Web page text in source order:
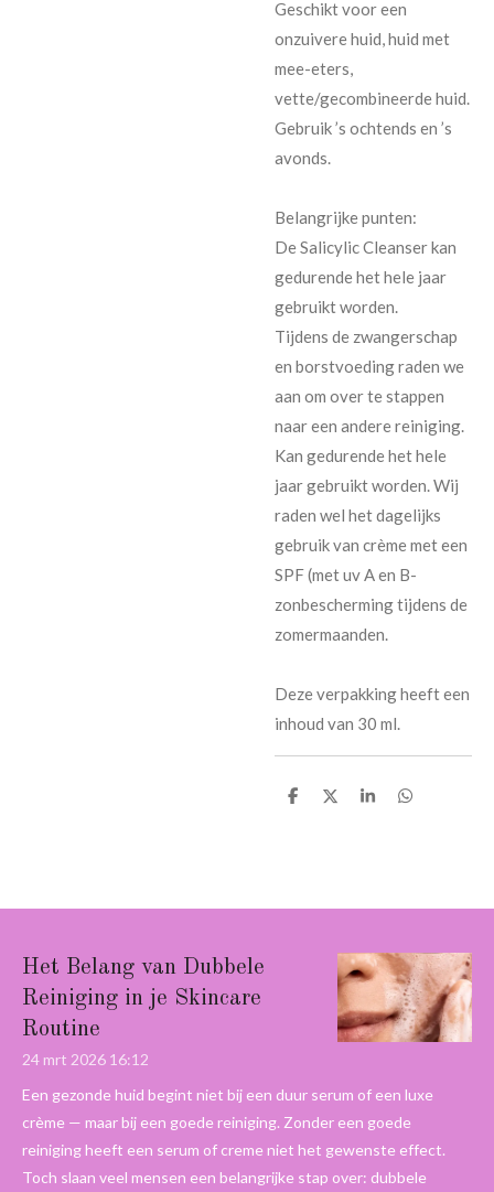
Geschikt voor een
onzuivere huid, huid met
mee-eters,
vette/gecombineerde huid.
Gebruik ’s ochtends en ’s
avonds.
Belangrijke punten:
De Salicylic Cleanser kan
gedurende het hele jaar
gebruikt worden.
Tijdens de zwangerschap
en borstvoeding raden we
aan om over te stappen
naar een andere reiniging.
Kan gedurende het hele
jaar gebruikt worden. Wij
raden wel het dagelijks
gebruik van crème met een
SPF (met uv A en B-
zonbescherming tijdens de
zomermaanden.
Deze verpakking heeft een
inhoud van 30 ml.
D
D
S
D
Het Belang van Dubbele
Reiniging in je Skincare
Routine
24 mrt 2026 16:12
Een gezonde huid begint niet bij een duur serum of een luxe
crème — maar bij een goede reiniging. Zonder een goede
reiniging heeft een serum of creme niet het gewenste effect.
Toch slaan veel mensen een belangrijke stap over: dubbele